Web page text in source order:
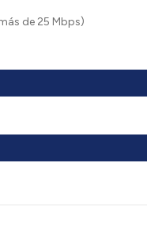
de 25 Mbps)